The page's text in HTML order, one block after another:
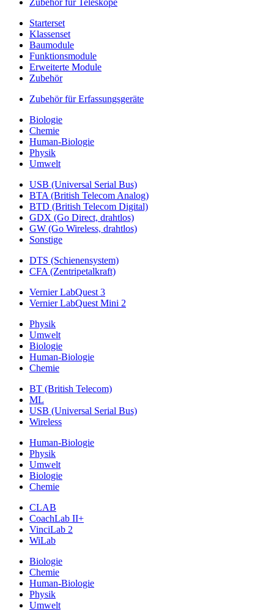
Zubehör für Teleskope
Starterset
Klassenset
Baumodule
Funktionsmodule
Erweiterte Module
Zubehör
Zubehör für Erfassungsgeräte
Biologie
Chemie
Human-Biologie
Physik
Umwelt
USB (Universal Serial Bus)
BTA (British Telecom Analog)
BTD (British Telecom Digital)
GDX (Go Direct, drahtlos)
GW (Go Wireless, drahtlos)
Sonstige
DTS (Schienensystem)
CFA (Zentripetalkraft)
Vernier LabQuest 3
Vernier LabQuest Mini 2
Physik
Umwelt
Biologie
Human-Biologie
Chemie
BT (British Telecom)
ML
USB (Universal Serial Bus)
Wireless
Human-Biologie
Physik
Umwelt
Biologie
Chemie
CLAB
CoachLab II+
VinciLab 2
WiLab
Biologie
Chemie
Human-Biologie
Physik
Umwelt